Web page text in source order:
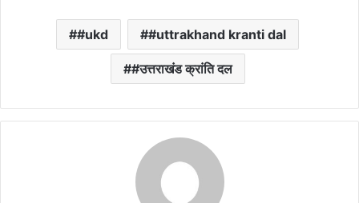
#ukd #uttrakhand kranti dal
#उत्तराखंड क्रांति दल